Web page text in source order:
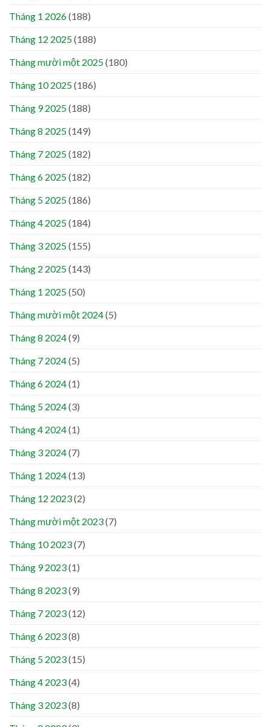
Tháng 1 2026(188)
Tháng 12 2025(188)
Tháng mười một 2025(180)
Tháng 10 2025(186)
Tháng 9 2025(188)
Tháng 8 2025(149)
Tháng 7 2025(182)
Tháng 6 2025(182)
Tháng 5 2025(186)
Tháng 4 2025(184)
Tháng 3 2025(155)
Tháng 2 2025(143)
Tháng 1 2025(50)
Tháng mười một 2024(5)
Tháng 8 2024(9)
Tháng 7 2024(5)
Tháng 6 2024(1)
Tháng 5 2024(3)
Tháng 4 2024(1)
Tháng 3 2024(7)
Tháng 1 2024(13)
Tháng 12 2023(2)
Tháng mười một 2023(7)
Tháng 10 2023(7)
Tháng 9 2023(1)
Tháng 8 2023(9)
Tháng 7 2023(12)
Tháng 6 2023(8)
Tháng 5 2023(15)
Tháng 4 2023(4)
Tháng 3 2023(8)